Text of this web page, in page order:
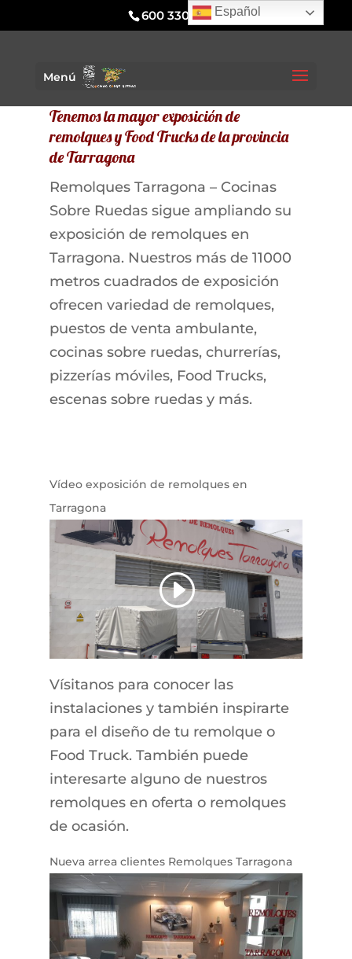
600 330 295
Menú
Tenemos la mayor exposición de
remolques y Food Trucks de la provincia
de Tarragona
Remolques Tarragona – Cocinas
Sobre Ruedas sigue ampliando su
exposición de remolques en
Tarragona. Nuestros más de 11000
metros cuadrados de exposición
ofrecen variedad de remolques,
puestos de venta ambulante,
cocinas sobre ruedas, churrerías,
pizzerías móviles, Food Trucks,
escenas sobre ruedas y más.
Vídeo exposición de remolques en
Tarragona
Vísitanos para conocer las
instalaciones y también inspirarte
para el diseño de tu remolque o
Food Truck. También puede
interesarte alguno de nuestros
remolques en oferta o remolques
de ocasión.
Nueva arrea clientes Remolques Tarragona
Español